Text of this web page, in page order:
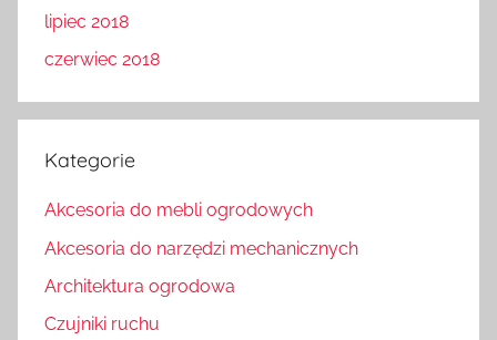
lipiec 2018
czerwiec 2018
Kategorie
Akcesoria do mebli ogrodowych
Akcesoria do narzędzi mechanicznych
Architektura ogrodowa
Czujniki ruchu